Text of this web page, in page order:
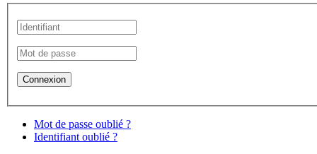
Mot de passe oublié ?
Identifiant oublié ?